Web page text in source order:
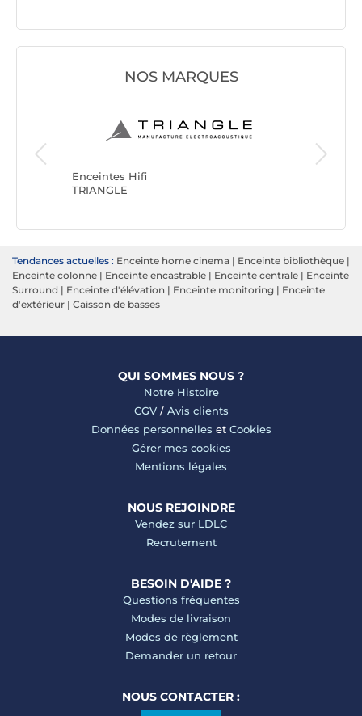
NOS MARQUES
Enceintes Hifi
TRIANGLE
JBL
Tendances actuelles : Enceinte home cinema | Enceinte bibliothèque |
Enceinte colonne | Enceinte encastrable | Enceinte centrale | Enceinte
Surround | Enceinte d'élévation | Enceinte monitoring | Enceinte
d'extérieur | Caisson de basses
QUI SOMMES NOUS ?
Notre Histoire
CGV/ Avis clients
Données personnelles et Cookies
Gérer mes cookies
Mentions légales
NOUS REJOINDRE
Vendez sur LDLC
Recrutement
BESOIN D'AIDE ?
Questions fréquentes
Modes de livraison
Modes de règlement
Demander un retour
NOUS CONTACTER :